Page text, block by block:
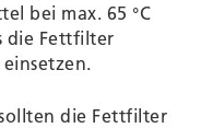
bei max. 65 °C
die Fettfilter
sollten die Fettfilter